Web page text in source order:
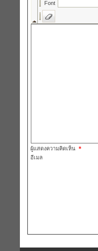
ผู้แสดงความคิดเห็น *
อีเมล